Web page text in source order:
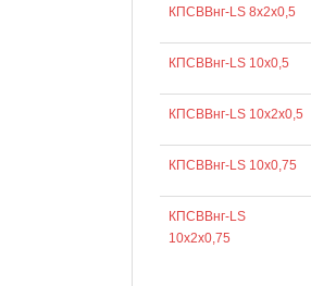
КПСВВнг-LS 8х2х0,5
КПСВВнг-LS 10х0,5
КПСВВнг-LS 10х2х0,5
КПСВВнг-LS 10х0,75
КПСВВнг-LS
10х2х0,75